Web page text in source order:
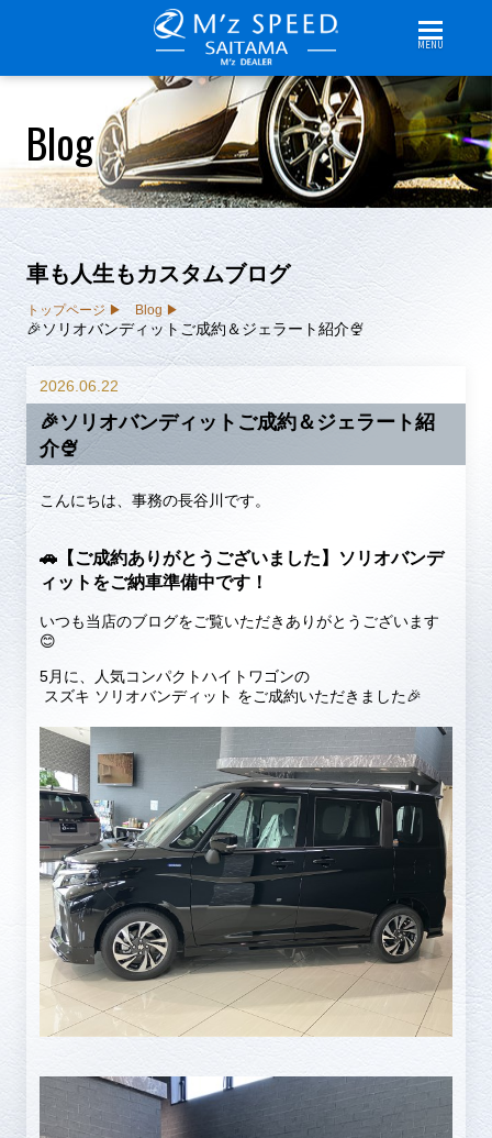
MENU
Blog
車も人生もカスタムブログ
トップページ Blog
🎉ソリオバンディットご成約＆ジェラート紹介🍨
2026.06.22
🎉ソリオバンディットご成約＆ジェラート紹
介🍨
こんにちは、事務の長谷川です。
🚗【ご成約ありがとうございました】ソリオバンデ
ィットをご納車準備中です！
いつも当店のブログをご覧いただきありがとうございます
😊
5月に、人気コンパクトハイトワゴンの
スズキ ソリオバンディット をご成約いただきました🎉